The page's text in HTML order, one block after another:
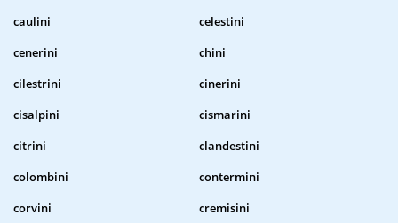
caulini
celestini
cenerini
chini
cilestrini
cinerini
cisalpini
cismarini
citrini
clandestini
colombini
contermini
corvini
cremisini